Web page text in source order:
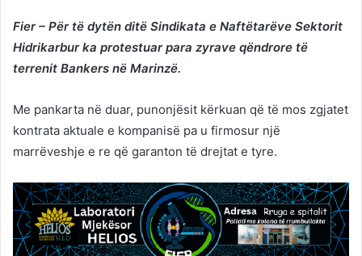
Fier – Për të dytën ditë Sindikata e Naftëtarëve Sektorit
Hidrikarbur ka protestuar para zyrave qëndrore të
terrenit Bankers në Marinzë.
Me pankarta në duar, punonjësit kërkuan që të mos zgjatet
kontrata aktuale e kompanisë pa u firmosur një
marrëveshje e re që garanton të drejtat e tyre.